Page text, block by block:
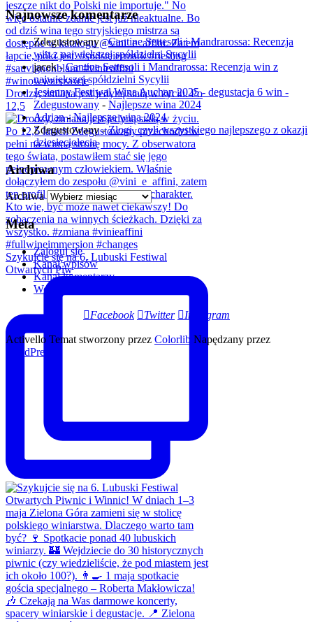
Drodzy, zmiana jest jedyną stałą w życiu. Po
12,5
Szykujcie się na 6. Lubuski Festiwal
Otwartych Piw
Najnowsze komentarze
Zdegustowany-Cantine Settesoli i Mandrarossa: Recenzja
win z największej spółdzielni Sycylii
jacek-Cantine Settesoli i Mandrarossa: Recenzja win z
największej spółdzielni Sycylii
Jesienny Festiwal Wina Auchan 2025 - degustacja 6 win -
Zdegustowany - Najlepsze wina 2024
Adrian-Najlepsze wina 2024
Zdegustowany-Złogi, czyli wszystkiego najlepszego z okazji
dziesięciolecia
Archiwa
Archiwa
Meta
Zaloguj się
Kanał wpisów
Kanał komentarzy
WordPress.org
Facebook Twitter Instagram
Activello Temat stworzony przez Colorlib Napędzany przez
WordPress